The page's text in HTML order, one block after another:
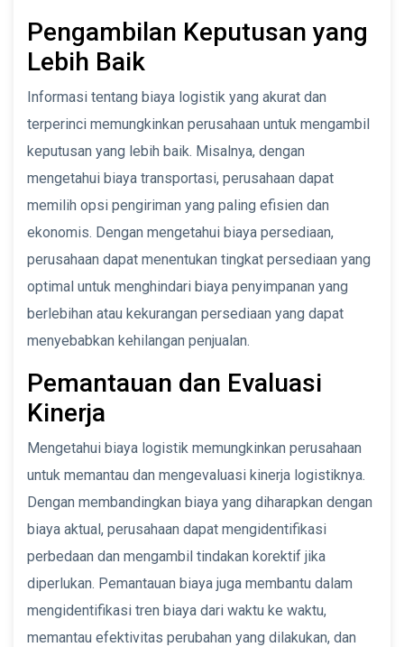
Pengambilan Keputusan yang
Lebih Baik
Informasi tentang biaya logistik yang akurat dan
terperinci memungkinkan perusahaan untuk mengambil
keputusan yang lebih baik. Misalnya, dengan
mengetahui biaya transportasi, perusahaan dapat
memilih opsi pengiriman yang paling efisien dan
ekonomis. Dengan mengetahui biaya persediaan,
perusahaan dapat menentukan tingkat persediaan yang
optimal untuk menghindari biaya penyimpanan yang
berlebihan atau kekurangan persediaan yang dapat
menyebabkan kehilangan penjualan.
Pemantauan dan Evaluasi
Kinerja
Mengetahui biaya logistik memungkinkan perusahaan
untuk memantau dan mengevaluasi kinerja logistiknya.
Dengan membandingkan biaya yang diharapkan dengan
biaya aktual, perusahaan dapat mengidentifikasi
perbedaan dan mengambil tindakan korektif jika
diperlukan. Pemantauan biaya juga membantu dalam
mengidentifikasi tren biaya dari waktu ke waktu,
memantau efektivitas perubahan yang dilakukan, dan